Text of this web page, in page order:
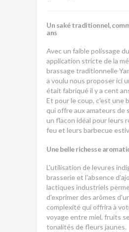
Un saké traditionnel,
ans
Avec un faible polissage
application stricte de la
brassage traditionnelle
a voulu nous proposer ici
était fabriqué il y a cent
Et pour le coup, c'est une
qui offre aux amateurs de
un flacon idéal pour leurs
feu et leurs barbecue
Une belle richesse
L'utilisation de levures
brasserie et l'absence
lactiques industriels
d'exprimer des arômes
complexité qui offrira à
voyage entre miel, fruits
tonalités de fleurs jaunes.